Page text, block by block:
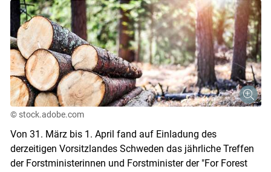
© stock.adobe.com
Von 31. März bis 1. April fand auf Einladung des
derzeitigen Vorsitzlandes Schweden das jährliche Treffen
der Forstministerinnen und Forstminister der "For Forest